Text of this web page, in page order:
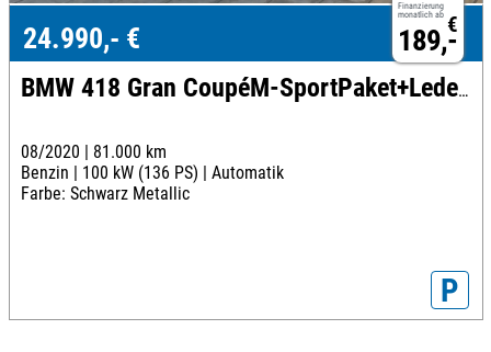
Finanzierung
monatlich ab €
189,-
24.990,- €
BMW 418 Gran CoupéM-SportPaket+Leder+Kamera+LED
08/2020 | 81.000 km
Benzin | 100 kW (136 PS) | Automatik
Farbe: Schwarz Metallic
P